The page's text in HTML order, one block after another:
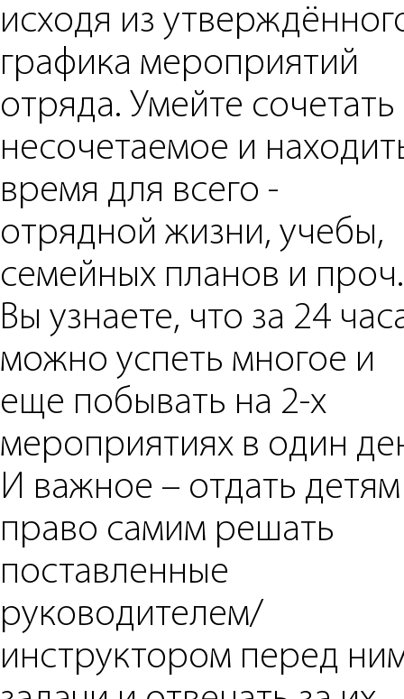
исходя из
графика мероприятий
отряда. Умейте сочетать
несочетаемое и
время для всего -
отрядной жизни, учебы,
семейных планов и проч.
Вы узнаете, что за 24
можно успеть многое и
еще побывать на 2-х
мероприятиях в один
И важное – отдать детям
право самим решать
поставленные
руководителем/
инструктором перед